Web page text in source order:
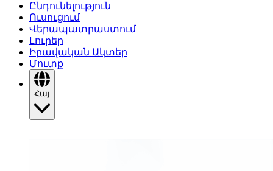
Ընդունելություն
Ուսուցում
Վերապատրաստում
Լուրեր
Իրավական Ակտեր
Մուտք
Հայ